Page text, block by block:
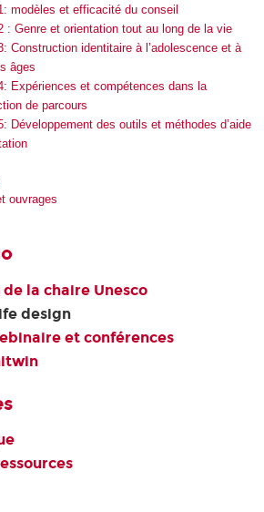
modèles et efficacité du conseil
: Genre et orientation tout au long de la vie
Construction identitaire à l’adolescence et à
âges
Expériences et compétences dans la
de parcours
Développement des outils et méthodes d’aide
ouvrages
la chaire Unesco
design
et conférences